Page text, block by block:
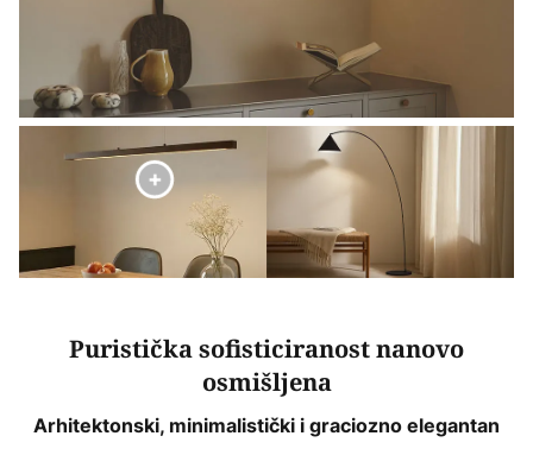
Puristička sofisticiranost nanovo
osmišljena
Arhitektonski, minimalistički i graciozno elegantan